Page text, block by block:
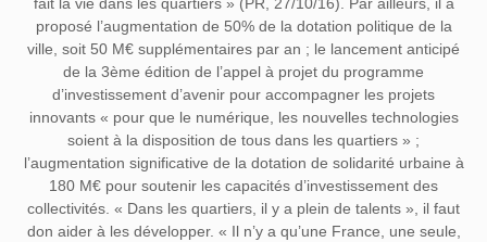
fait la vie dans les quartiers » (PR, 27/10/16). Par ailleurs, il a
proposé l’augmentation de 50% de la dotation politique de la
ville, soit 50 M€ supplémentaires par an ; le lancement anticipé
de la 3ème édition de l’appel à projet du programme
d’investissement d’avenir pour accompagner les projets
innovants « pour que le numérique, les nouvelles technologies
soient à la disposition de tous dans les quartiers » ;
l’augmentation significative de la dotation de solidarité urbaine à
180 M€ pour soutenir les capacités d’investissement des
collectivités. « Dans les quartiers, il y a plein de talents », il faut
don aider à les développer. « Il n’y a qu’une France, une seule,